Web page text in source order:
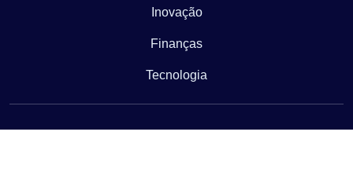
Inovação
Finanças
Tecnologia